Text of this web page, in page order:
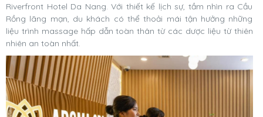
Riverfront Hotel Da Nang. Với thiết kế lịch sự, tầm nhìn ra Cầu
Rồng lãng mạn, du khách có thể thoải mái tận hưởng những
liệu trình massage hấp dẫn toàn thân từ các dược liệu từ thiên
nhiên an toàn nhất.